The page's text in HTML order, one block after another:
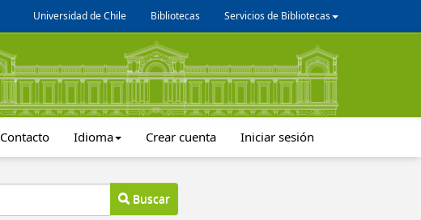
Universidad de Chile Bibliotecas Servicios de Bibliotecas
Contacto Idioma Crear cuenta Iniciar sesión
Buscar